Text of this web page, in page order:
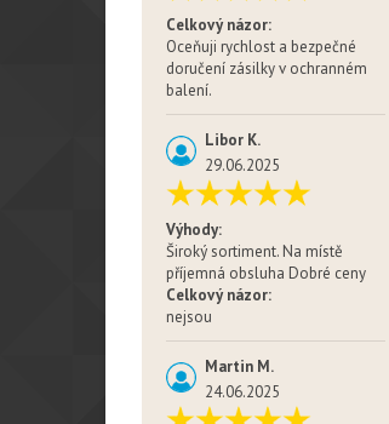
Celkový názor:
Oceňuji rychlost a bezpečné
doručení zásilky v ochranném
balení.
Libor K.
29.06.2025
Výhody:
Široký sortiment. Na místě
příjemná obsluha Dobré ceny
Celkový názor:
nejsou
Martin M.
24.06.2025